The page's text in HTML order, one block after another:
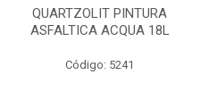
QUARTZOLIT PINTURA
ASFALTICA ACQUA 18L
Código: 5241